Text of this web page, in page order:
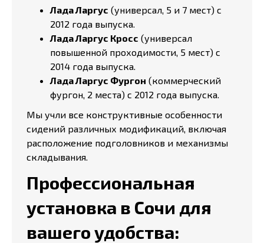
Лада Ларгус (универсал, 5 и 7 мест) с
2012 года выпуска.
Лада Ларгус Кросс (универсал
повышенной проходимости, 5 мест) с
2014 года выпуска.
Лада Ларгус Фургон (коммерческий
фургон, 2 места) с 2012 года выпуска.
Мы учли все конструктивные особенности
сидений различных модификаций, включая
расположение подголовников и механизмы
складывания.
Профессиональная
установка в Сочи для
вашего удобства: